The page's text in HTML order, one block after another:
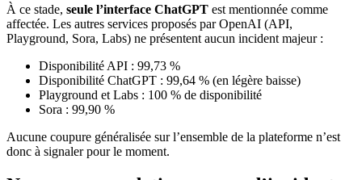
À ce stade, seule l’interface ChatGPT est mentionnée comme
affectée. Les autres services proposés par OpenAI (API,
Playground, Sora, Labs) ne présentent aucun incident majeur :
Disponibilité API : 99,73 %
Disponibilité ChatGPT : 99,64 % (en légère baisse)
Playground et Labs : 100 % de disponibilité
Sora : 99,90 %
Aucune coupure généralisée sur l’ensemble de la plateforme n’est
donc à signaler pour le moment.